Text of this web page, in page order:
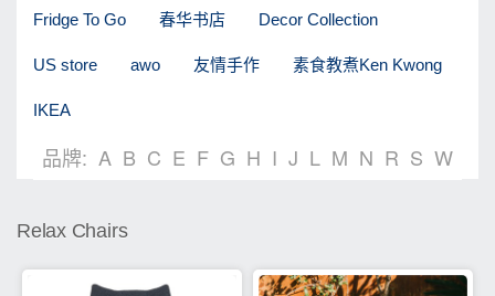
Fridge To Go 春华书店 Decor Collection
US store awo 友情手作 素食教煮Ken Kwong
IKEA
品牌: A B C E F G H I J L M N R S W
Relax Chairs